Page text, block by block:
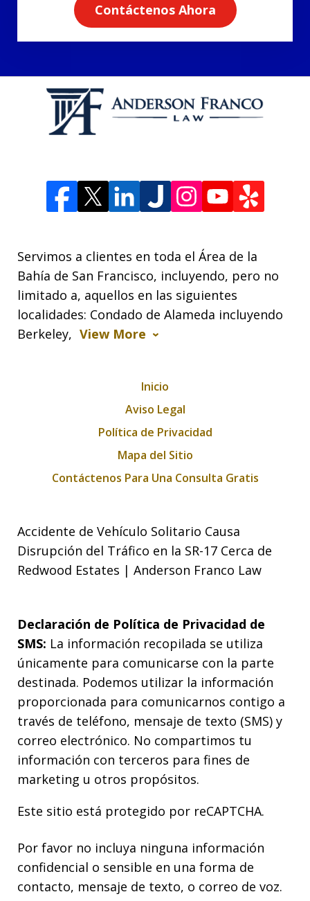
Contáctenos Ahora
Servimos a clientes en toda el Área de la
Bahía de San Francisco, incluyendo, pero no
limitado a, aquellos en las siguientes
localidades: Condado de Alameda incluyendo
Berkeley, View More
Inicio
Aviso Legal
Política de Privacidad
Mapa del Sitio
Contáctenos Para Una Consulta Gratis
Accidente de Vehículo Solitario Causa
Disrupción del Tráfico en la SR-17 Cerca de
Redwood Estates | Anderson Franco Law
Declaración de Política de Privacidad de
SMS: La información recopilada se utiliza
únicamente para comunicarse con la parte
destinada. Podemos utilizar la información
proporcionada para comunicarnos contigo a
través de teléfono, mensaje de texto (SMS) y
correo electrónico. No compartimos tu
información con terceros para fines de
marketing u otros propósitos.
Este sitio está protegido por reCAPTCHA.
Por favor no incluya ninguna información
confidencial o sensible en una forma de
contacto, mensaje de texto, o correo de voz.